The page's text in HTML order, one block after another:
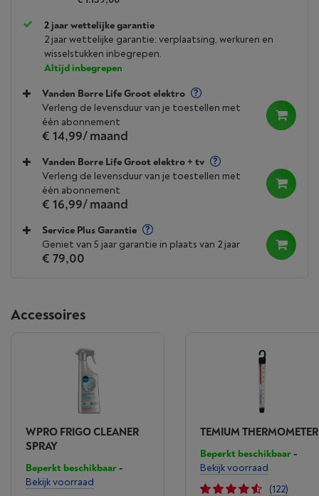
2 jaar wettelijke garantie
2 jaar wettelijke garantie: verplaatsing, werkuren en
wisselstukken inbegrepen.
Altijd inbegrepen
Vanden Borre Life Groot elektro
Verleng de levensduur van je toestellen met
één abonnement
€ 14,99/ maand
Vanden Borre Life Groot elektro + tv
Verleng de levensduur van je toestellen met
één abonnement
€ 16,99/ maand
Service Plus Garantie
Geniet van 5 jaar garantie in plaats van 2 jaar
€ 79,00
Accessoires
WPRO FRIGO CLEANER
SPRAY
Beperkt beschikbaar-
Bekijk voorraad
TEMIUM THERMOMETER
Beperkt beschikbaar-
Bekijk voorraad
(122)